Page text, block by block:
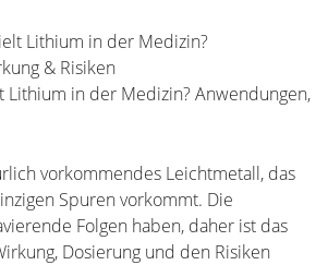
Lithium in der Medizin? Anwendungen,
vorkommendes Leichtmetall, das
Spuren vorkommt. Die
Folgen haben, daher ist das
Dosierung und den Risiken